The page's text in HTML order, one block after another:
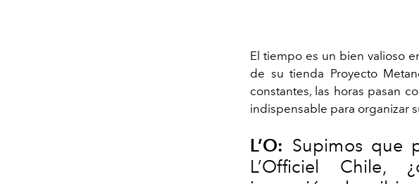
El tiempo es un bien valioso
de su tienda Proyecto
constantes, las horas pasan
indispensable para organizar
L’O: Supimos que
L’Officiel Chile,